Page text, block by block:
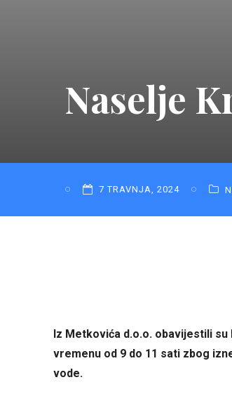
Naselje
7 TRAVNJA, 2024
Iz Metkovića d.o.o. obavijestili
vremenu od 9 do 11 sati zbog
vode.